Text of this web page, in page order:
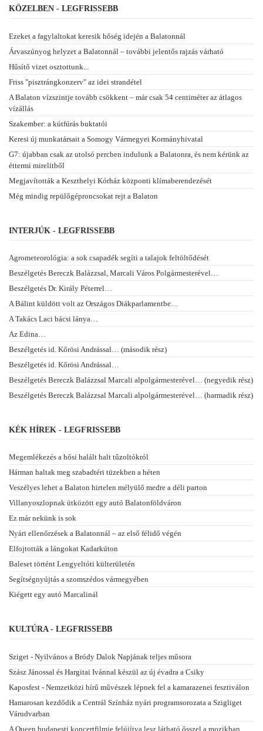
KÖZELBEN - LEGFRISSEBB
Ezeket a fagylaltokat keresik hőség idején a Balatonnál
Árvaszúnyog helyzet a Balatonnál – további jelentős rajzás várható
Hűsítő vizet osztottunk...
Friss "pisztrángkonzerv" az idei strandétel
A Balaton vízszintje tovább csökkent – már csak 54 centiméter az átlagos
vízállás
Szakember: a kútfúrás buktatói
Keresi új munkatársait a Somogy Vármegyei Kormányhivatal
G7: újabban csak az utolsó percben indulunk a Balatonra, és nem kérünk az
éttermi mirelitből
Megjavították a Keszthelyi Kórház központi klímaberendezését
Még mindig repülőgéproncsokat rejt a Balaton
INTERJÚK - LEGFRISSEBB
Agrometeorológia: a sok csapadék segíti a talajok feltöltődését
Beszélgetés Bereczk Balázzsal, Marcali Város Polgármesterével…
Beszélgetés Dr. Király Péterrel…
A Bálint küldött volt az Országos Diákparlamentbe…
A Takács Laci bácsi lánya…
Az Edina…
Beszélgetés id. Kőrösi Andrással… (második rész)
Beszélgetés id. Kőrösi Andrással…
Beszélgetés Bereczk Balázzsal Marcali alpolgármesterével… (negyedik rész)
Beszélgetés Bereczk Balázzsal Marcali alpolgármesterével… (harmadik rész)
KÉK HÍREK - LEGFRISSEBB
Megemlékezés a hősi halált halt tűzoltókról
Hárman haltak meg szabadtéri tüzekben a héten
Veszélyes lehet a Balaton hirtelen mélyülő medre a déli parton
Villanyoszlopnak ütközött egy autó Balatonföldváron
Ez már nekünk is sok
Nyári ellenőrzések a Balatonnál – az első félidő végén
Elfojtották a lángokat Kadarkúton
Baleset történt Lengyeltóti külterületén
Segítségnyújtás a szomszédos vármegyében
Kiégett egy autó Marcalinál
KULTÚRA - LEGFRISSEBB
Sziget - Nyilvános a Bródy Dalok Napjának teljes műsora
Szász Jánossal és Hargitai Ivánnal készül az új évadra a Csiky
Kaposfest - Nemzetközi hírű művészek lépnek fel a kamarazenei fesztiválon
Hamarosan kezdődik a Centrál Színház nyári programsorozata a Szigliget
Várudvarban
A Queen budapesti koncertfilmje felújítva lesz látható ősszel a mozikban